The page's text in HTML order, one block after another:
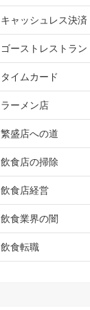
キャッシュレス決済
ゴーストレストラン
タイムカード
ラーメン店
繁盛店への道
飲食店の掃除
飲食店経営
飲食業界の闇
飲食転職